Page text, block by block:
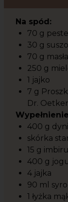
Na spód:
70 g
30 g
70 g masła
250 g
1 jajko
7 g
Dr.
400 g
skórka
15 g imbiru
400 g
4 jajka
90 ml
1 łyżka